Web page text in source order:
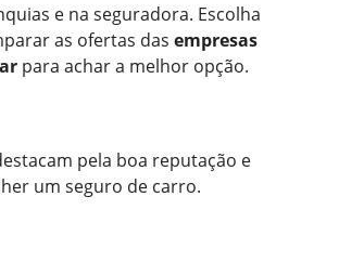
e na seguradora. Escolha
as ofertas das empresas
para achar a melhor opção.
pela boa reputação e
um seguro de carro.